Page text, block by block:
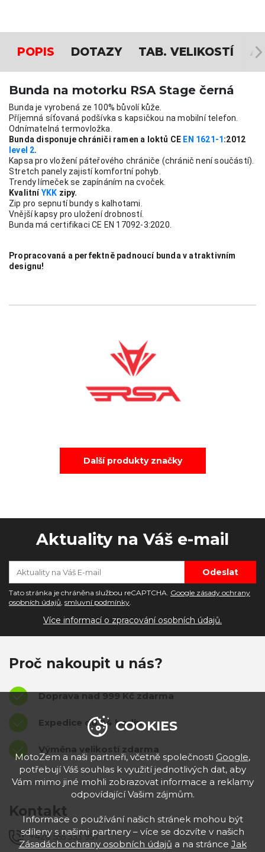
POPIS DOTAZY TAB. VELIKOSTÍ
Bunda na motorku RSA Stage černá
Bunda je vyrobená ze 100% bůvolí kůže.
Příjemná síťovaná podšívka s kapsičkou na mobilní telefon.
Odnímatelná termovložka.
Bunda disponuje chrániči ramen a loktů CE EN 1621-1
level 2.
Kapsa pro vložení páteřového chrániče (chránič není součástí).
Stretch panely zajistí komfortní pohyb.
Trendy límeček se zapínáním na cvoček.
Kvalitní YKK zipy.
Zip pro sepnutí bundy s kalhotami.
Vnější kapsy pro uložení drobností.
Bunda má certifikaci CE EN 17092-3:2020.
Propracovaná a perfektně padnoucí bunda v atraktivním
designu!
Další produkty značky
Aktuality na Váš e-mail
Tato stránka je chráněna službou reCAPTCHA. Google zásady ochrany
osobních údajů, smluvní podmínky.
Více informací o zpracování osobních údajů.
Proč nakoupit u nás?
Doprava nad 999 Kč zdarma
Expedice do 24 hodin
Výměna velikostí zdarma
Kontakt
+420 555 333 957
COOKIES
MotoZem a naši partneři, včetně společnosti Google,
potřebují Váš souhlas k využití jednotlivých dat, aby
Vám mimo jiné mohli zobrazovat informace a reklamy
odpovídající Vašim zájmům.
Informace o používání našich stránek mohou být
sdíleny s našimi partnery – více se dozvíte v našich
Zásadách ochrany osobních údajů a na stránce Jak